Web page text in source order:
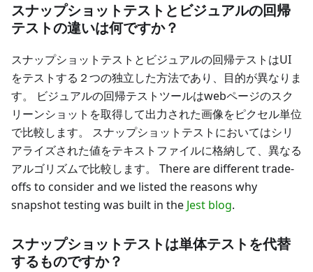
スナップショットテストとビジュアルの回帰
テストの違いは何ですか？
スナップショットテストとビジュアルの回帰テストはUI
をテストする２つの独立した方法であり、目的が異なりま
す。 ビジュアルの回帰テストツールはwebページのスク
リーンショットを取得して出力された画像をピクセル単位
で比較します。 スナップショットテストにおいてはシリ
アライズされた値をテキストファイルに格納して、異なる
アルゴリズムで比較します。 There are different trade-
offs to consider and we listed the reasons why
snapshot testing was built in the Jest blog.
スナップショットテストは単体テストを代替
するものですか？